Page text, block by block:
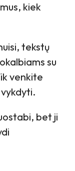
kiek
tekstų
su
venkite
bet ji